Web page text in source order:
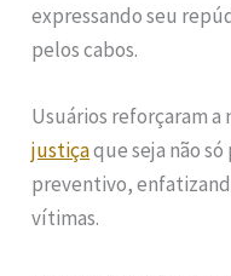
expressando seu
pelos cabos.
Usuários reforçaram a
justiçaque seja não
preventivo,
vítimas.